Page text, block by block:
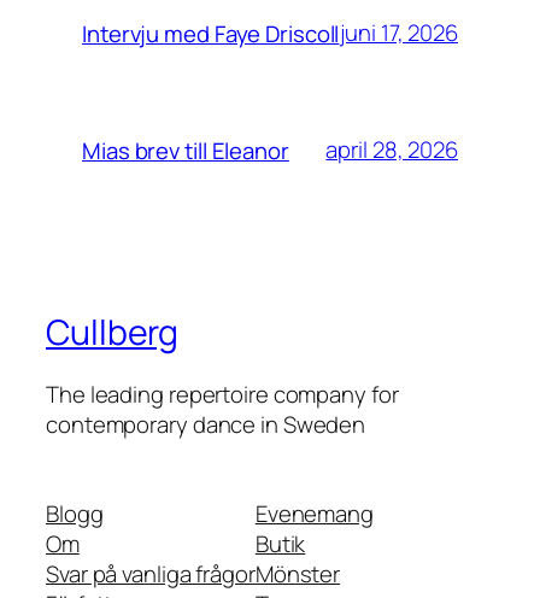
Intervju med Faye Driscolljuni 17, 2026
Mias brev till Eleanor april 28, 2026
Cullberg
The leading repertoire company for
contemporary dance in Sweden
Blogg
Om
Svar på vanliga frågor
Evenemang
Butik
Mönster